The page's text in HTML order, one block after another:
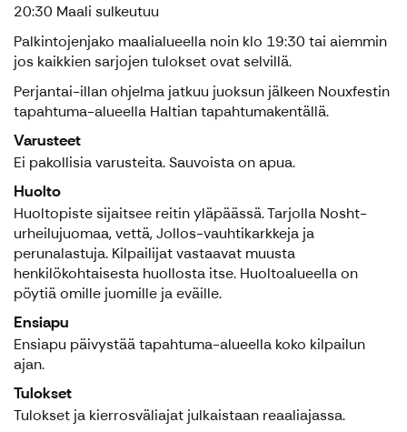
20:30 Maali sulkeutuu
Palkintojenjako maalialueella noin klo 19:30 tai aiemmin
jos kaikkien sarjojen tulokset ovat selvillä.
Perjantai-illan ohjelma jatkuu juoksun jälkeen Nouxfestin
tapahtuma-alueella Haltian tapahtumakentällä.
Varusteet
Ei pakollisia varusteita. Sauvoista on apua.
Huolto
Huoltopiste sijaitsee reitin yläpäässä. Tarjolla Nosht-
urheilujuomaa, vettä, Jollos-vauhtikarkkeja ja
perunalastuja. Kilpailijat vastaavat muusta
henkilökohtaisesta huollosta itse. Huoltoalueella on
pöytiä omille juomille ja eväille.
Ensiapu
Ensiapu päivystää tapahtuma-alueella koko kilpailun
ajan.
Tulokset
Tulokset ja kierrosväliajat julkaistaan reaaliajassa.